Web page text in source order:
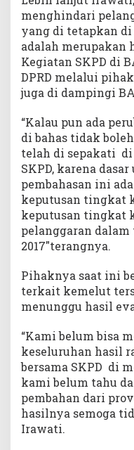
menghindari
yang di tetapkan di
adalah merupakan
Kegiatan SKPD di
DPRD melalui
juga di dampingi
“Kalau pun ada
di bahas tidak
telah di sepakati
SKPD, karena
pembahasan ini
keputusan tingkat
keputusan tingkat
pelanggaran dalam
2017″terangnya.
Pihaknya saat ini
terkait kemelut
menunggu hasil
“Kami belum bisa
keseluruhan hasil
bersama SKPD di
kami belum tahu
pembahan dari
hasilnya semoga
Irawati.